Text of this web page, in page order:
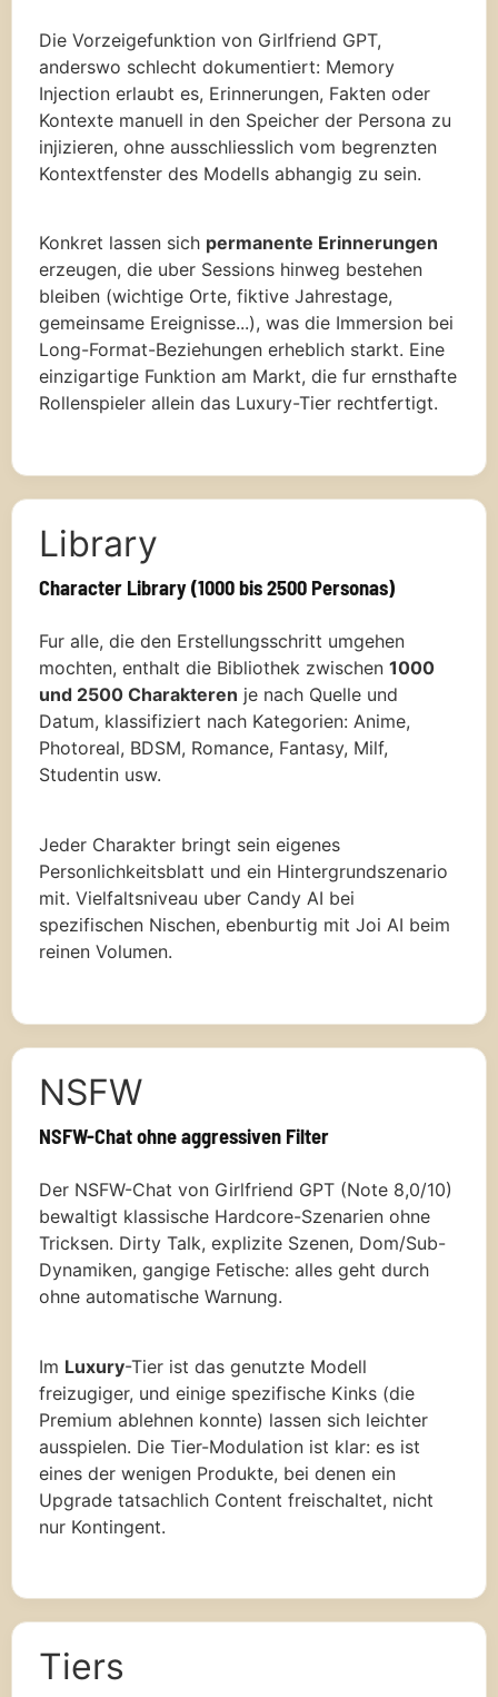
Die Vorzeigefunktion von Girlfriend GPT,
anderswo schlecht dokumentiert: Memory
Injection erlaubt es, Erinnerungen, Fakten oder
Kontexte manuell in den Speicher der Persona zu
injizieren, ohne ausschliesslich vom begrenzten
Kontextfenster des Modells abhangig zu sein.
Konkret lassen sich permanente Erinnerungen
erzeugen, die uber Sessions hinweg bestehen
bleiben (wichtige Orte, fiktive Jahrestage,
gemeinsame Ereignisse...), was die Immersion bei
Long-Format-Beziehungen erheblich starkt. Eine
einzigartige Funktion am Markt, die fur ernsthafte
Rollenspieler allein das Luxury-Tier rechtfertigt.
Library
Character Library (1000 bis 2500 Personas)
Fur alle, die den Erstellungsschritt umgehen
mochten, enthalt die Bibliothek zwischen 1000
und 2500 Charakteren je nach Quelle und
Datum, klassifiziert nach Kategorien: Anime,
Photoreal, BDSM, Romance, Fantasy, Milf,
Studentin usw.
Jeder Charakter bringt sein eigenes
Personlichkeitsblatt und ein Hintergrundszenario
mit. Vielfaltsniveau uber Candy AI bei
spezifischen Nischen, ebenburtig mit Joi AI beim
reinen Volumen.
NSFW
NSFW-Chat ohne aggressiven Filter
Der NSFW-Chat von Girlfriend GPT (Note 8,0/10)
bewaltigt klassische Hardcore-Szenarien ohne
Tricksen. Dirty Talk, explizite Szenen, Dom/Sub-
Dynamiken, gangige Fetische: alles geht durch
ohne automatische Warnung.
Im Luxury-Tier ist das genutzte Modell
freizugiger, und einige spezifische Kinks (die
Premium ablehnen konnte) lassen sich leichter
ausspielen. Die Tier-Modulation ist klar: es ist
eines der wenigen Produkte, bei denen ein
Upgrade tatsachlich Content freischaltet, nicht
nur Kontingent.
Tiers